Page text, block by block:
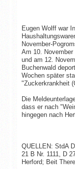
Eugen Wolff war
November-
Am 10.
und am 12.
Buchenwald
Wochen später
"Zuckerkrankheit
Die
dass er nach
hingegen nach
QUELLEN: StdA
21 B Nr. 1111, D
Herford; Beit